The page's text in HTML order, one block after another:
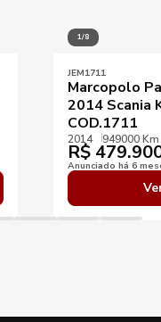
1/8
JEM1711
Marcopolo
2014 Scania
COD.1711
2014 949000 Km
R$
Anunciado há 6